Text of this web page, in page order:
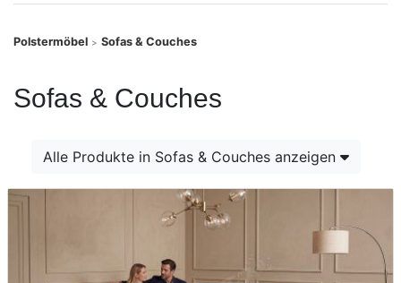
Polstermöbel > Sofas & Couches
Sofas & Couches
Alle Produkte in Sofas & Couches anzeigen
SALE
Möbel-